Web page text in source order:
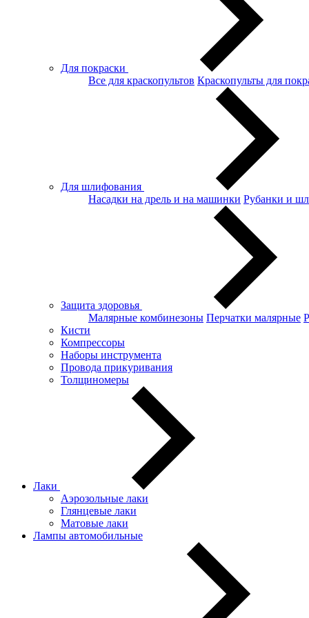
Для покраски
Все для краскопультов Краскопульты для
Для шлифования
Насадки на дрель и на машинки Рубанки и
Защита здоровья
Малярные комбинезоны Перчатки малярные
Кисти
Компрессоры
Наборы инструмента
Провода прикуривания
Толщиномеры
Лаки
Аэрозольные лаки
Глянцевые лаки
Матовые лаки
Лампы автомобильные